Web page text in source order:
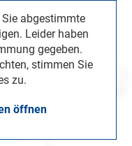
abgestimmte
Leider haben
gegeben.
stimmen Sie
zu.
öffnen